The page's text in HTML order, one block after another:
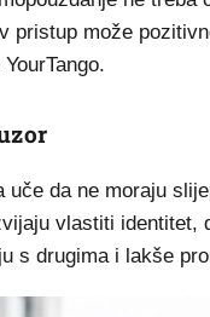
pristup može
uče da ne moraju
vlastiti identitet,
s drugima i lakše